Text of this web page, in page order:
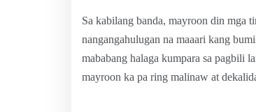
Sa kabilang banda, mayroon din mga
nangangahulugan na maaari kang
mababang halaga kumpara sa pagbili
mayroon ka pa ring malinaw at